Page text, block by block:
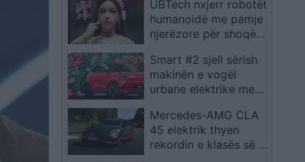
Ferizaji që po
ktheheshin nga
Kosova
UBTech nxjerr robotët
humanoidë me pamje
njerëzore për shoqëri
Smart #2 sjell sërish
makinën e vogël
urbane elektrike me
Mercedes-AMG CLA
45 elektrik thyen
rekordin e klasës së tij